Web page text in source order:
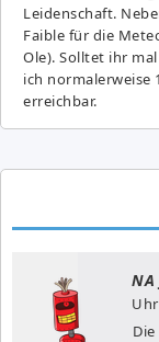
Leidenschaft.
Fai­ble für die
Ole). Solltet ihr
ich normalerweise
erreichbar.
NA
Uhr